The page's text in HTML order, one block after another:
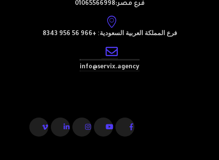
فرع مصر:01065566998
فرع المملكة العربية السعودية: +966 56 956 8343
info@servix.agency